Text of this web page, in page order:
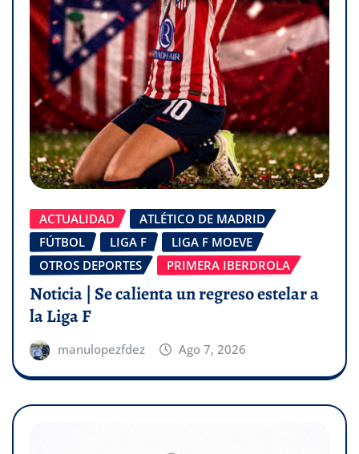
ACTUALIDAD
ATLÉTICO DE MADRID
FÚTBOL
LIGA F
LIGA F MOEVE
OTROS DEPORTES
PRIMERA IBERDROLA
Noticia | Se calienta un regreso estelar a
la Liga F
manulopezfdez Ago 7, 2026